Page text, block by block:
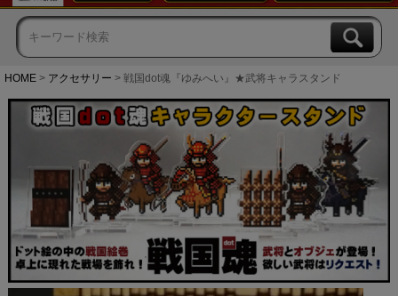
HOME アクセサリー 戦国dot魂『ゆみへい』★武将キャラスタンド